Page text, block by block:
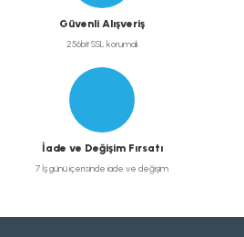
Güvenli Alışveriş
256bit SSL korumalı
İade ve Değişim Fırsatı
7 İş günü içerisinde iade ve değişim